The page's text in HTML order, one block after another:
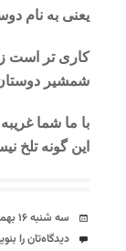
یعنی به نام
کاری تر است
شمشیر دوستان
با ما شما غریبه
این گونه تلخ
تاریخ
سه شنبه ۱۶ بهمن ۱۳۸۶
دیدگاه‌ها
دیدگاه‌تان را